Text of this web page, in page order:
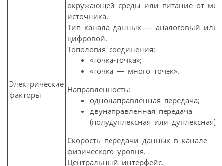
Электрические
факторы
окружающей среды или питание от
источника.
Тип канала данных — аналоговый или
цифровой.
Топология соединения:
«точка-точка»;
«точка — много точек».
Направленность:
однонаправленная передача;
двунаправленная передача
(полудуплексная или дуплексная).
Скорость передачи данных в канале
физического уровня.
Центральный интерфейс.